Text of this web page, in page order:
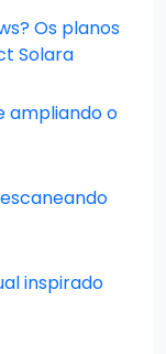
Os planos
Solara
ampliando o
inspirado